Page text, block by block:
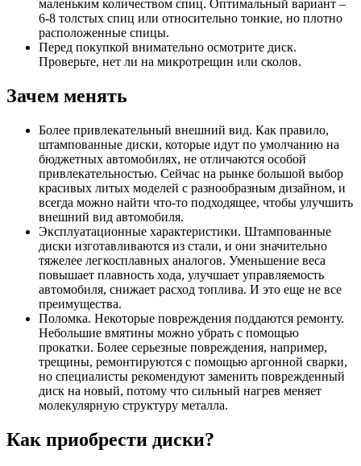
маленьким количеством спиц. Оптимальный вариант –
6-8 толстых спиц или относительно тонкие, но плотно
расположенные спицы.
Перед покупкой внимательно осмотрите диск.
Проверьте, нет ли на микротрещин или сколов.
Зачем менять
Более привлекательный внешний вид. Как правило,
штампованные диски, которые идут по умолчанию на
бюджетных автомобилях, не отличаются особой
привлекательностью. Сейчас на рынке большой выбор
красивых литых моделей с разнообразным дизайном, и
всегда можно найти что-то подходящее, чтобы улучшить
внешний вид автомобиля.
Эксплуатационные характеристики. Штампованные
диски изготавливаются из стали, и они значительно
тяжелее легкосплавных аналогов. Уменьшение веса
повышает плавность хода, улучшает управляемость
автомобиля, снижает расход топлива. И это еще не все
преимущества.
Поломка. Некоторые повреждения поддаются ремонту.
Небольшие вмятины можно убрать с помощью
прокатки. Более серьезные повреждения, например,
трещины, ремонтируются с помощью аргонной сварки,
но специалисты рекомендуют заменить поврежденный
диск на новый, потому что сильный нагрев меняет
молекулярную структуру металла.
Как приобрести диски?